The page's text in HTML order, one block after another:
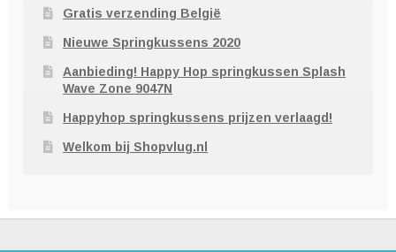
Gratis verzending België
Nieuwe Springkussens 2020
Aanbieding! Happy Hop springkussen Splash
Wave Zone 9047N
Happyhop springkussens prijzen verlaagd!
Welkom bij Shopvlug.nl